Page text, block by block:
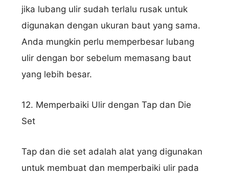
jika lubang ulir sudah terlalu rusak untuk
digunakan dengan ukuran baut yang sama.
Anda mungkin perlu memperbesar lubang
ulir dengan bor sebelum memasang baut
yang lebih besar.
12. Memperbaiki Ulir dengan Tap dan Die
Set
Tap dan die set adalah alat yang digunakan
untuk membuat dan memperbaiki ulir pada